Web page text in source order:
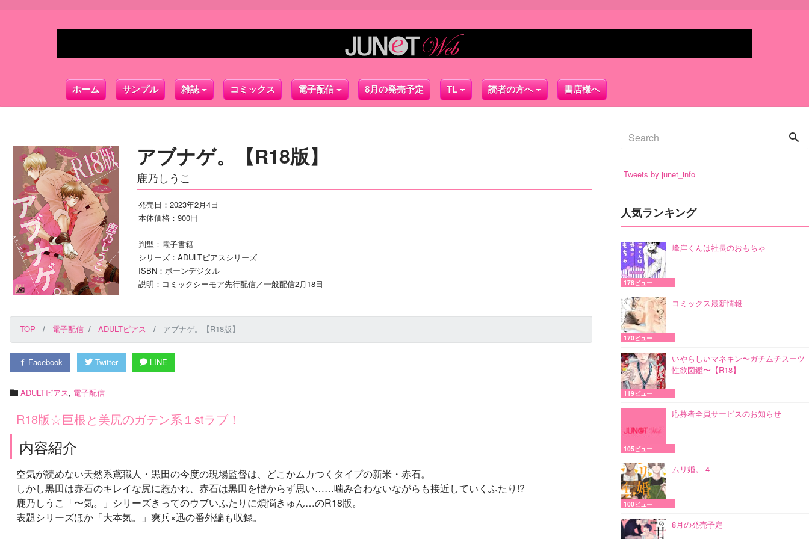
ホーム サンプル 雑誌 コミックス 電子配信 8月の発売予定 TL 読者の方へ 書店様へ
アブナゲ。【R18版】
鹿乃しうこ
発売日：2023年2月4日
本体価格：900円
判型：電子書籍
シリーズ：ADULTピアスシリーズ
ISBN：ボーンデジタル
説明：コミックシーモア先行配信／一般配信2月18日
TOP 電子配信 ADULTピアス アブナゲ。【R18版】
Facebook Twitter LINE
ADULTピアス, 電子配信
R18版☆巨根と美尻のガテン系１stラブ！
内容紹介
空気が読めない天然系鳶職人・黒田の今度の現場監督は、どこかムカつくタイプの新米・赤石。
しかし黒田は赤石のキレイな尻に惹かれ、赤石は黒田を憎からず思い……噛み合わないながらも接近していくふたり!?
鹿乃しうこ「〜気。」シリーズきってのウブいふたりに煩悩きゅん…のR18版。
表題シリーズほか「大本気。」爽兵×迅の番外編も収録。
Tweets by junet_info
人気ランキング
峰岸くんは社長のおもちゃ
178ビュー
コミックス最新情報
170ビュー
いやらしいマネキン〜ガチムチスーツ
性欲図鑑〜【R18】
119ビュー
応募者全員サービスのお知らせ
105ビュー
ムリ婚。 4
100ビュー
8月の発売予定